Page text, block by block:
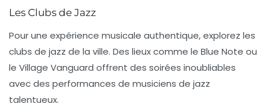
Les Clubs de Jazz
Pour une expérience musicale authentique, explorez les
clubs de jazz de la ville. Des lieux comme le Blue Note ou
le Village Vanguard offrent des soirées inoubliables
avec des performances de musiciens de jazz
talentueux.